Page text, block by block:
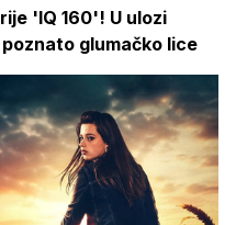
'IQ 160'! U ulozi
glumačko lice